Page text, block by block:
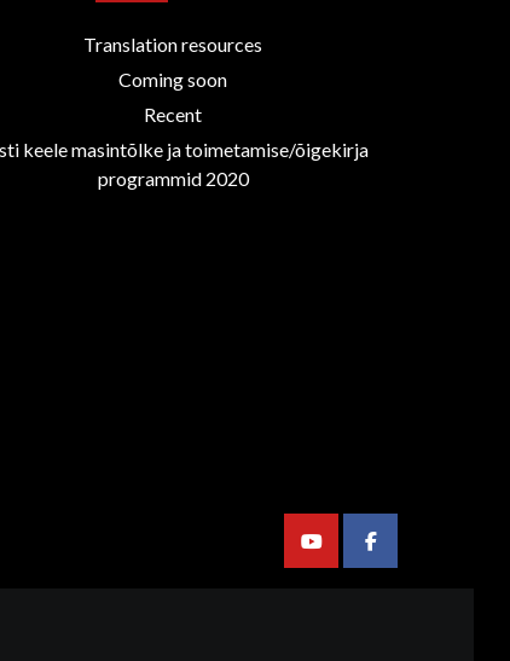
Translation resources
Coming soon
Recent
keele masintõlke ja toimetamise/õigekirja
programmid 2020
YoutubeFacebook